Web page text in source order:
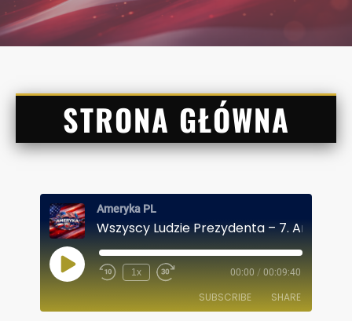
STRONA GŁÓWNA
Ameryka PL
P
L
1x 00:00 / 00:09:40
SUBSCRIBE SHARE